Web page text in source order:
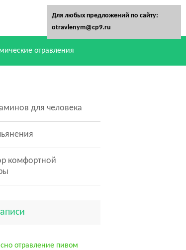
отравления
для человека
комфортной
отравление пивом
Для любых предложений по сайту:
otravlenym@cp9.ru